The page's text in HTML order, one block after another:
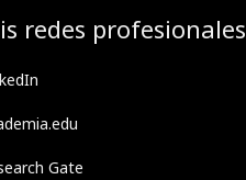
redes profesionales
Gate